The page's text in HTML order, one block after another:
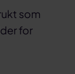
som
for